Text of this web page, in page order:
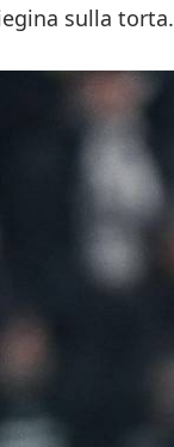
sulla torta.